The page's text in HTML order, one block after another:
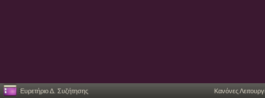
Ευρετήριο Δ. Συζήτησης Κανόνες